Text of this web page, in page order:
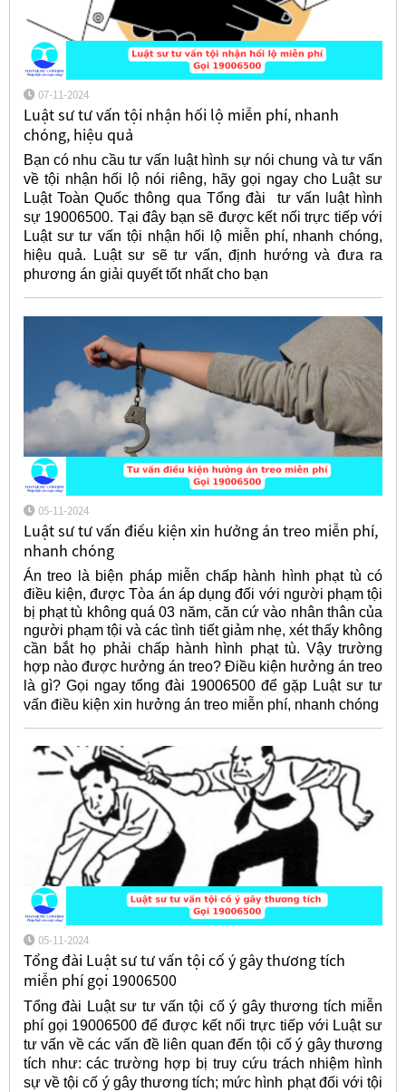
07-11-2024
Luật sư tư vấn tội nhận hối lộ miễn phí, nhanh
chóng, hiệu quả
Bạn có nhu cầu tư vấn luật hình sự nói chung và tư vấn
về tội nhận hối lộ nói riêng, hãy gọi ngay cho Luật sư
Luật Toàn Quốc thông qua Tổng đài tư vấn luật hình
sự 19006500. Tại đây bạn sẽ được kết nối trực tiếp với
Luật sư tư vấn tội nhận hối lộ miễn phí, nhanh chóng,
hiệu quả. Luật sư sẽ tư vấn, định hướng và đưa ra
phương án giải quyết tốt nhất cho bạn
05-11-2024
Luật sư tư vấn điều kiện xin hưởng án treo miễn phí,
nhanh chóng
Án treo là biện pháp miễn chấp hành hình phạt tù có
điều kiện, được Tòa án áp dụng đối với người phạm tội
bị phạt tù không quá 03 năm, căn cứ vào nhân thân của
người phạm tội và các tình tiết giảm nhẹ, xét thấy không
cần bắt họ phải chấp hành hình phạt tù. Vậy trường
hợp nào được hưởng án treo? Điều kiện hưởng án treo
là gì? Gọi ngay tổng đài 19006500 để gặp Luật sưtư
vấn điều kiện xin hưởng án treo miễn phí, nhanh chóng
05-11-2024
Tổng đài Luật sư tư vấn tội cố ý gây thương tích
miễn phí gọi 19006500
Tổng đài Luật sư tư vấn tội cố ý gây thương tích miễn
phí gọi 19006500 để được kết nối trực tiếp với Luật sư
tư vấn về các vấn đề liên quan đến tội cố ý gây thương
tích như: các trường hợp bị truy cứu trách nhiệm hình
sự về tội cố ý gây thương tích; mức hình phạt đối với tội